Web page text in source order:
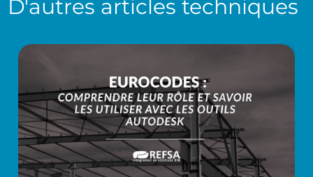
D'autres articles techniques